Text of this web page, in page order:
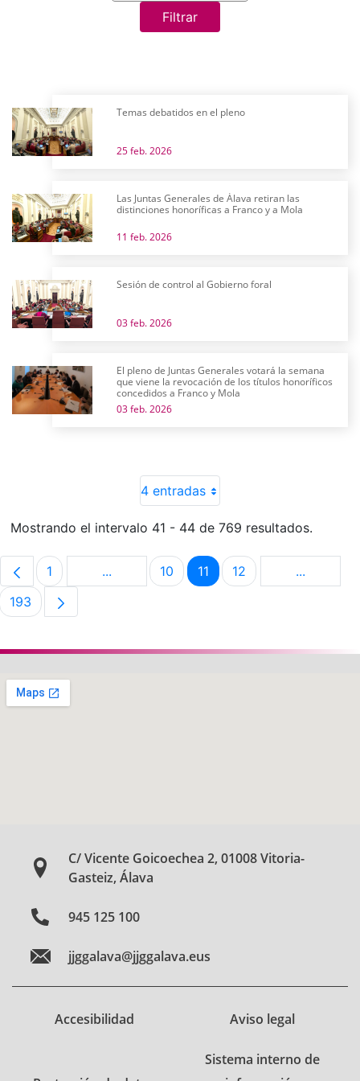
Filtrar
Temas debatidos en el pleno
25 feb. 2026
Las Juntas Generales de Álava retiran las
distinciones honoríficas a Franco y a Mola
11 feb. 2026
Sesión de control al Gobierno foral
03 feb. 2026
El pleno de Juntas Generales votará la semana
que viene la revocación de los títulos honoríficos
concedidos a Franco y Mola
03 feb. 2026
4 entradas
Mostrando el intervalo 41 - 44 de 769 resultados.
Página
1 ...Páginas intermedias Use TAB para
Página
10 Página
11 Página
12 ...Páginas
Página
193
C/ Vicente Goicoechea 2, 01008 Vitoria-
Gasteiz, Álava
945 125 100
jjggalava@jjggalava.eus
Accesibilidad Aviso legal
Sistema interno de